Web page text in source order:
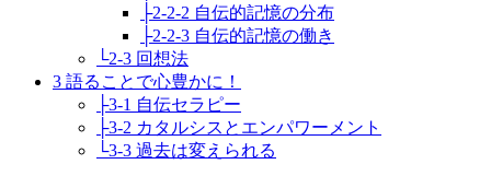
├2-2-2 自伝的記憶の分布
├2-2-3 自伝的記憶の働き
└2-3 回想法
3 語ることで心豊かに！
├3-1 自伝セラピー
├3-2 カタルシスとエンパワーメント
└3-3 過去は変えられる